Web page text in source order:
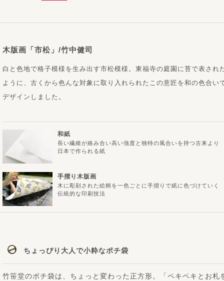
手摺り木版画
木に彫刻された絵柄を一色ごとに手摺りで紙に色づけていく
伝統的な印刷技法
和紙
長い繊維が絡み合い高い強度と独特の風合いを持つ古来より
日本で作られる紙
木版画「市松」/竹中健司
白と色地で格子模様を生み出す市松模様。東福寺の庭園に苔で表され
ように、古くから色んな対象に取り入れられたこの意匠を和の色合い
デザインしました。
ちょっぴり大人で小粋なポチ袋
竹笹堂のポチ袋は、ちょっと変わった正方形。「ペキペキとお札